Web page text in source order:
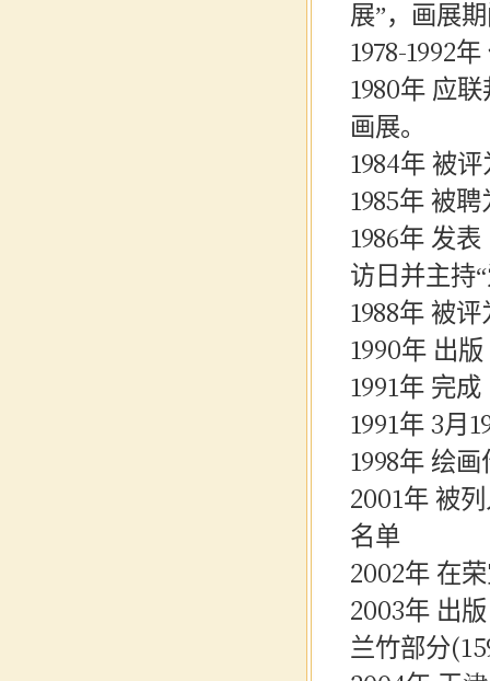
展”，画展
1978-1992
1980年 应
画展。
1984年 被
1985年 被
1986年 发
访日并主持
1988年 被
1990年 出
1991年 完
1991年 3月
1998年 绘
2001年 被
名单
2002年 在
2003年 出
兰竹部分